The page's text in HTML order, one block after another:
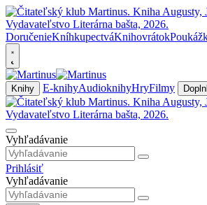
DoručenieKníhkupectváKnihovrátok
Knihy E-knihyAudioknihyHryFilmy
Vyhľadávanie
Prihlásiť
Vyhľadávanie